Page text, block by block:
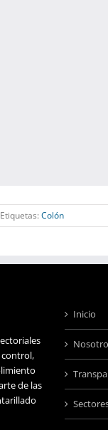
Etiquetas: Colón
control,
de las
Inicio